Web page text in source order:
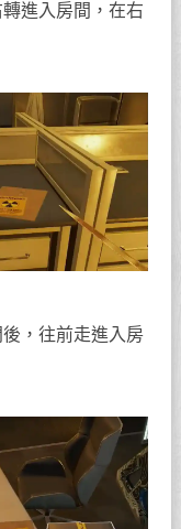
進入房間，在右
，往前走進入房